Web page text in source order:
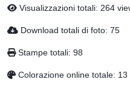
Visualizzazioni totali: 264
Download totali di foto: 75
Stampe totali: 98
Colorazione online totale: 13